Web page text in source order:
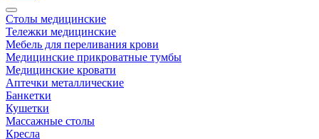
Столы медицинские
Тележки медицинские
Мебель для переливания крови
Медицинские прикроватные тумбы
Медицинские кровати
Аптечки металлические
Банкетки
Кушетки
Массажные столы
Кресла